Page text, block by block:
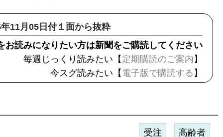
11月05日付１面から抜粋
お読みになりたい方は新聞をご購読してください
毎週じっくり読みたい【 定期購読のご案内 】
今スグ読みたい【 電子版で購読する 】
受注 高齢者